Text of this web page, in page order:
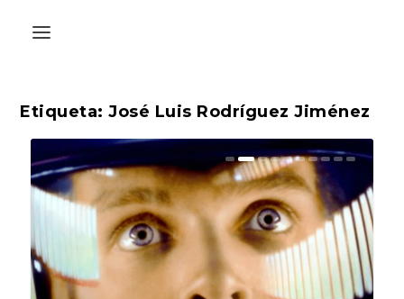
Etiqueta:José Luis Rodríguez Jiménez